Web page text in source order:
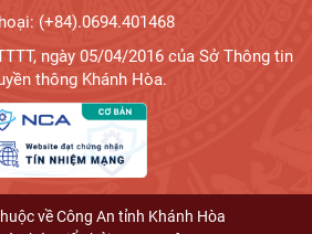
(+84).0694.401468
ngày 05/04/2016 của Sở Thông tin
thông Khánh Hòa.
về Công An tỉnh Khánh Hòa